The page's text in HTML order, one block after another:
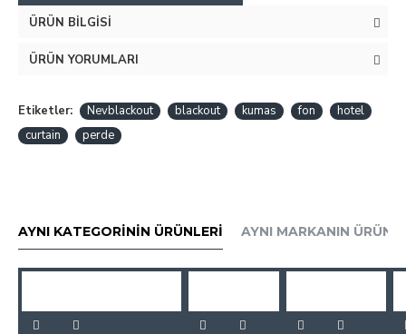
ÜRÜN BILGISI
ÜRÜN YORUMLARI
Etiketler: Nevblackout blackout kumas fon
hotel
curtain
perde
AYNI KATEGORININ ÜRÜNLERI AYNI MARKANIN